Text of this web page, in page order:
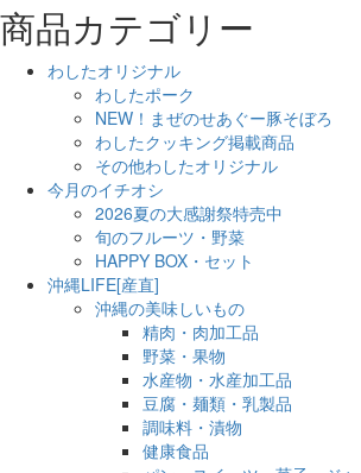
商品カテゴリー
わしたオリジナル
わしたポーク
NEW！まぜのせあぐー豚そぼろ
わしたクッキング掲載商品
その他わしたオリジナル
今月のイチオシ
2026夏の大感謝祭特売中
旬のフルーツ・野菜
HAPPY BOX・セット
沖縄LIFE[産直]
沖縄の美味しいもの
精肉・肉加工品
野菜・果物
水産物・水産加工品
豆腐・麺類・乳製品
調味料・漬物
健康食品